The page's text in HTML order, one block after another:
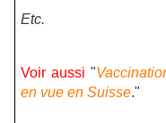
Etc.
Voir aussi "
en vue en Suisse."